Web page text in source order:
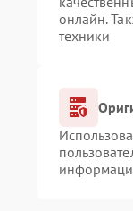
онлайн.
техники